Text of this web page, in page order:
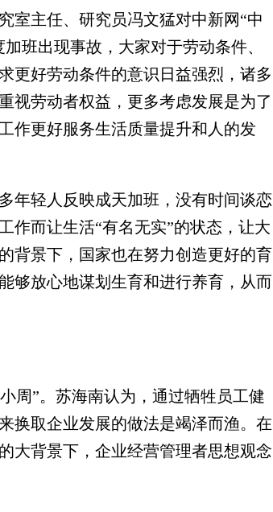
主任、研究员冯文猛对中新网“中
班出现事故，大家对于劳动条件、
更好劳动条件的意识日益强烈，诸多
视劳动者权益，更多考虑发展是为了
作更好服务生活质量提升和人的发
轻人反映成天加班，没有时间谈恋
作而让生活“有名无实”的状态，让大
背景下，国家也在努力创造更好的育
够放心地谋划生育和进行养育，从而
”。苏海南认为，通过牺牲员工健
换取企业发展的做法是竭泽而渔。在
大背景下，企业经营管理者思想观念